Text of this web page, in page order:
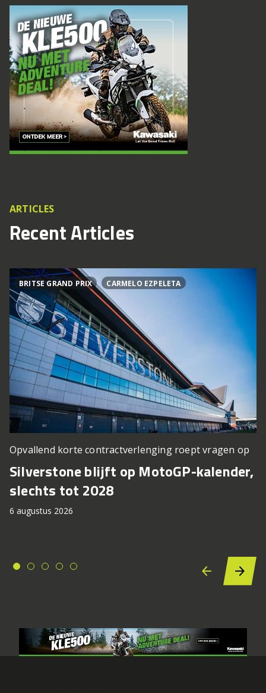
ARTICLES
Recent Articles
BRITSE GRAND PRIX CARMELO EZPELETA
Opvallend korte contractverlenging roept vragen op
Silverstone blijft op MotoGP-kalender,
slechts tot 2028
6 augustus 2026